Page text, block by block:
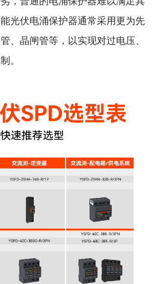
光伏电涌保护器通常采用更为先
、晶闸管等，以实现对过电压、
。